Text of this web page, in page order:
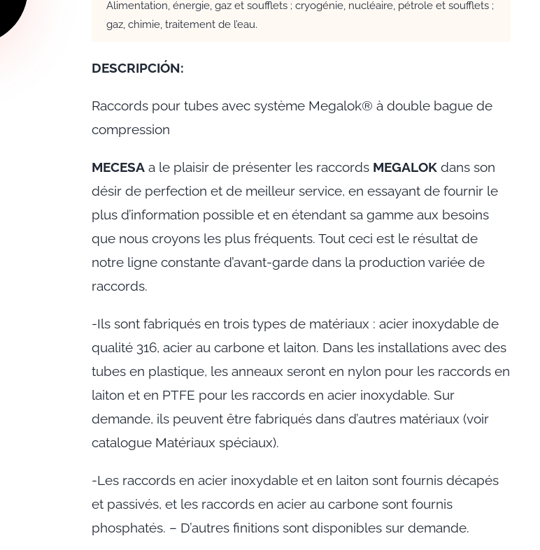
Alimentation, énergie, gaz et soufflets ; cryogénie, nucléaire, pétrole et soufflets ;
gaz, chimie, traitement de l’eau.
DESCRIPCIÓN:
Raccords pour tubes avec système Megalok® à double bague de
compression
MECESA a le plaisir de présenter les raccords MEGALOK dans son
désir de perfection et de meilleur service, en essayant de fournir le
plus d’information possible et en étendant sa gamme aux besoins
que nous croyons les plus fréquents. Tout ceci est le résultat de
notre ligne constante d’avant-garde dans la production variée de
raccords.
-Ils sont fabriqués en trois types de matériaux : acier inoxydable de
qualité 316, acier au carbone et laiton. Dans les installations avec des
tubes en plastique, les anneaux seront en nylon pour les raccords en
laiton et en PTFE pour les raccords en acier inoxydable. Sur
demande, ils peuvent être fabriqués dans d’autres matériaux (voir
catalogue Matériaux spéciaux).
-Les raccords en acier inoxydable et en laiton sont fournis décapés
et passivés, et les raccords en acier au carbone sont fournis
phosphatés. – D’autres finitions sont disponibles sur demande.